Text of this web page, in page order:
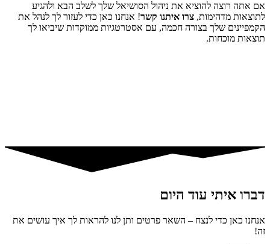
אם אתה רוצה להוציא את ניהול הסושיאל שלך לשלב הבא ולהגיע
לתוצאות מדהימות, צרו איתנו קשר! אנחנו כאן כדי לעזור לך לנהל את
הקמפיינים שלך בצורה חכמה, עם אסטרטגיות ממוקדות שיביאו לך
תוצאות מוכחות.
דברו איתי עוד היום
אנחנו כאן כדי לנצח – השאר פרטים ותן לנו להראות לך איך עושים את
זה!